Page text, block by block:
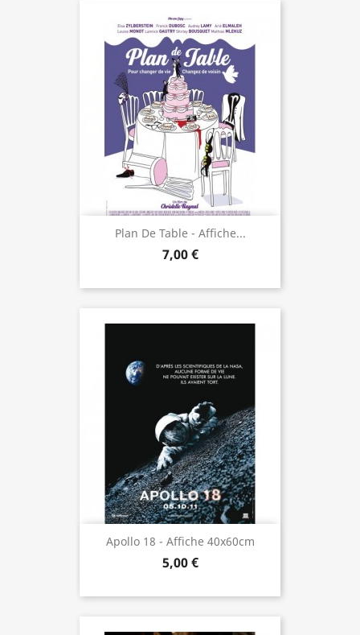
Plan De Table - Affiche...
7,00 €
Apollo 18 - Affiche 40x60cm
5,00 €